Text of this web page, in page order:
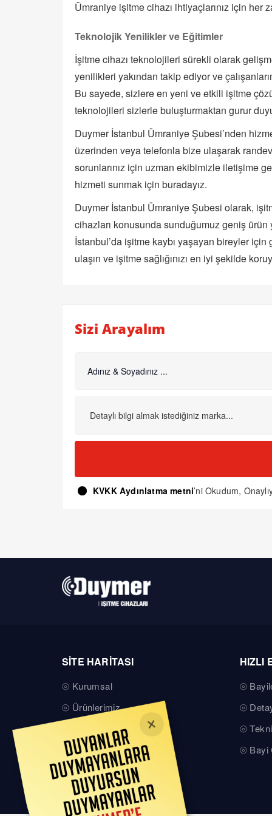
Ümraniye işitme cihazı ihtiyaçlarınız için her
Teknolojik Yenilikler ve Eğitimler
İşitme cihazı teknolojileri sürekli olarak
yenilikleri yakından takip ediyor ve
Bu sayede, sizlere en yeni ve etkili işitme
teknolojileri sizlerle buluşturmaktan gurur
Duymer İstanbul Ümraniye Şubesi’nden
üzerinden veya telefonla bize ulaşarak
sorunlarınız için uzman ekibimizle iletişime
hizmeti sunmak için buradayız.
Duymer İstanbul Ümraniye Şubesi olarak,
cihazları konusunda sunduğumuz geniş ürün
İstanbul’da işitme kaybı yaşayan bireyler
ulaşın ve işitme sağlığınızı en iyi şekilde
Sizi Arayalım
KVKK Aydınlatma metni’ni Okudum,
SİTE HARİTASI
Kurumsal
Ürünlerimiz
Teknik Servis
Basında Duymer
Kalite Belgelerimiz
HIZLI
Bayi